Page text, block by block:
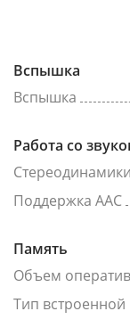
Вспышка
Вспышка
Работа со
Стереодинамики
Поддержка AAC
Память
Объем
Тип встроенной